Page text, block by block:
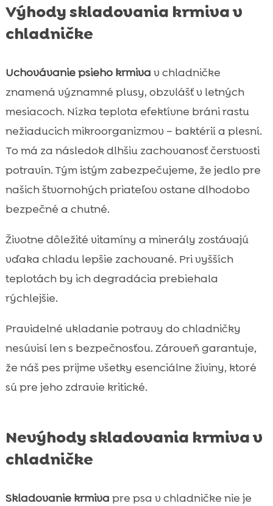
Výhody skladovania krmiva v
chladničke
Uchovávanie psieho krmiva v chladničke
znamená významné plusy, obzvlášť v letných
mesiacoch. Nízka teplota efektívne bráni rastu
nežiaducich mikroorganizmov – baktérií a plesní.
To má za následok dlhšiu zachovanosť čerstvosti
potravín. Tým istým zabezpečujeme, že jedlo pre
našich štvornohých priateľov ostane dlhodobo
bezpečné a chutné.
Životne dôležité vitamíny a minerály zostávajú
vďaka chladu lepšie zachované. Pri vyšších
teplotách by ich degradácia prebiehala
rýchlejšie.
Pravidelné ukladanie potravy do chladničky
nesúvisí len s bezpečnosťou. Zároveň garantuje,
že náš pes prijme všetky esenciálne živiny, ktoré
sú pre jeho zdravie kritické.
Nevýhody skladovania krmiva v
chladničke
Skladovanie krmiva pre psa v chladničke nie je